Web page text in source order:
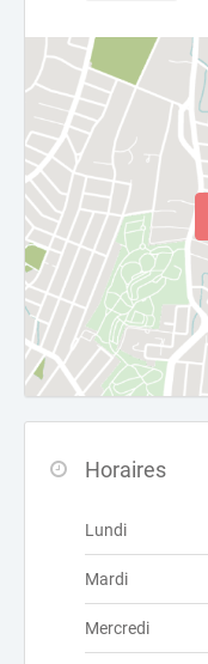
Horaires
Lundi
Mardi
Mercredi